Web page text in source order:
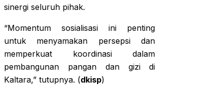
sinergi seluruh pihak.
“Momentum sosialisasi ini penting
untuk menyamakan persepsi dan
memperkuat koordinasi dalam
pembangunan pangan dan gizi di
Kaltara,” tutupnya. (dkisp)